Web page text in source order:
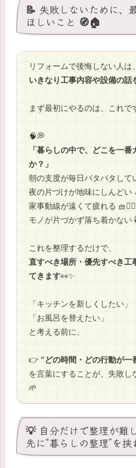
📝 失敗しないために、
ほしいこと 🧭🏠
リフォームで後悔しない人は、
いきなり工事内容や設備の話
まず最初にやるのは、これで
🧠💭
「暮らしの中で、どこを一番
か？」
朝の支度が毎日バタバタして
夜の片づけが地味にしんどい
家事動線が遠くて疲れる 🧺🚶‍♂️
モノが片づかず落ち着かない
これを整理するだけで、
直すべき場所・優先すべき工
てきます👀✨
「キッチンを新しくしたい」
「お風呂を替えたい」
と考える前に、
👉 “どの時間・どの行動が一
を言葉にすることが、失敗し
🌱
💡 自分だけで整理が難
先に“暮らしの整理”を